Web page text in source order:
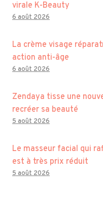
virale K-Beauty
6 août 2026
La crème visage
action anti-âge
6 août 2026
Zendaya tisse une
recréer sa beauté
5 août 2026
Le masseur facial qui
est à très prix réduit
5 août 2026